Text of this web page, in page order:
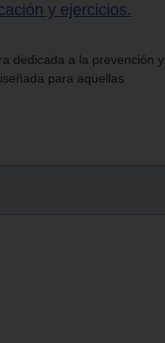
y ejercicios.
dedicada a la prevención y
para aquellas